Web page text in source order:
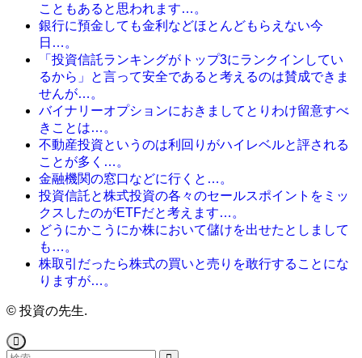
こともあると思われます…。
銀行に預金しても金利などほとんどもらえない今
日…。
「投資信託ランキングがトップ3にランクインしてい
るから」と言って安全であると考えるのは賛成できま
せんが…。
バイナリーオプションにおきましてとりわけ留意すべ
きことは…。
不動産投資というのは利回りがハイレベルと評される
ことが多く…。
金融機関の窓口などに行くと…。
投資信託と株式投資の各々のセールスポイントをミッ
クスしたのがETFだと考えます…。
どうにかこうにか株において儲けを出せたとしまして
も…。
株取引だったら株式の買いと売りを敢行することにな
りますが…。
© 投資の先生.